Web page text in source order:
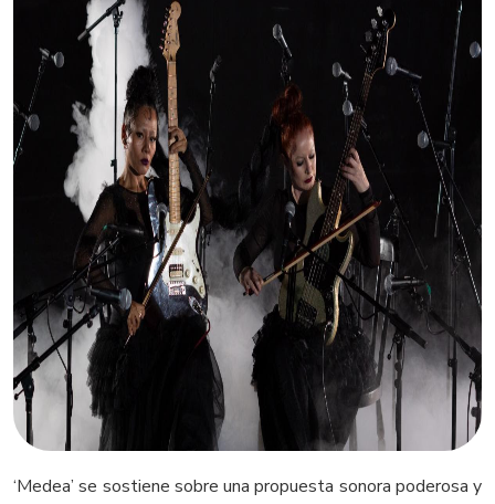
‘Medea’ se sostiene sobre una propuesta sonora poderosa y